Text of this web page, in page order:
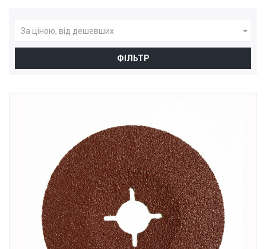
За ціною, від дешевших 
ФІЛЬТР